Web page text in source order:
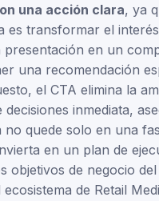
una acción clara, ya
es transformar el
presentación en un
una recomendación
el CTA elimina la
decisiones inmediata,
no quede solo en una
en un plan de
objetivos de negocio
de Retail